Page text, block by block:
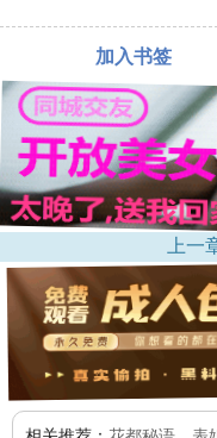
加入书签
上一